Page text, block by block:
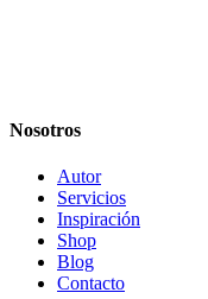
Nosotros
Autor
Servicios
Inspiración
Shop
Blog
Contacto